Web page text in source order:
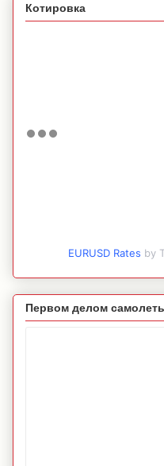
Котировка
EURUSD Rates by
Первом делом